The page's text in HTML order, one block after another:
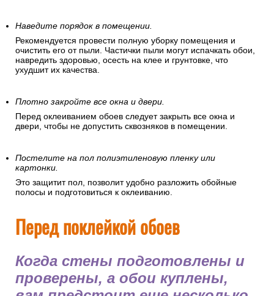
Наведите порядок в помещении.
Рекомендуется провести полную уборку помещения и
очистить его от пыли. Частички пыли могут испачкать обои,
навредить здоровью, осесть на клее и грунтовке, что
ухудшит их качества.
Плотно закройте все окна и двери.
Перед оклеиванием обоев следует закрыть все окна и
двери, чтобы не допустить сквозняков в помещении.
Постелите на пол полиэтиленовую пленку или
картонки.
Это защитит пол, позволит удобно разложить обойные
полосы и подготовиться к оклеиванию.
Перед поклейкой обоев
Когда стены подготовлены и
проверены, а обои куплены,